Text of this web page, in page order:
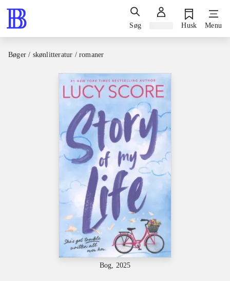
Søg Husk Menu
Bøger / skønlitteratur / romaner
Bog, 2025